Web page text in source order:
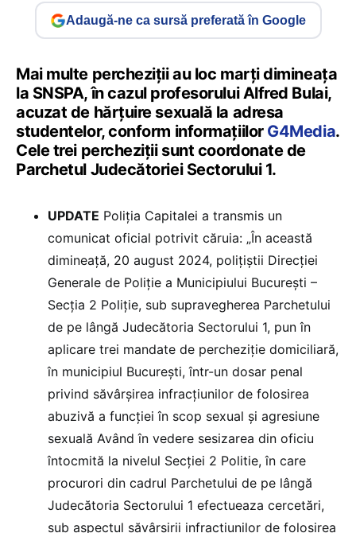
Adaugă-ne ca sursă preferată în Google
Mai multe percheziții au loc marți dimineața
la SNSPA, în cazul profesorului Alfred Bulai,
acuzat de hărțuire sexuală la adresa
studentelor, conform informațiilor G4Media.
Cele trei percheziții sunt coordonate de
Parchetul Judecătoriei Sectorului 1.
UPDATE Poliția Capitalei a transmis un
comunicat oficial potrivit căruia: „În această
dimineață, 20 august 2024, poliţiştii Direcției
Generale de Poliţie a Municipiului București –
Secția 2 Poliție, sub supravegherea Parchetului
de pe lângă Judecătoria Sectorului 1, pun în
aplicare trei mandate de percheziție domiciliară,
în municipiul Bucureşti, într-un dosar penal
privind săvârșirea infracțiunilor de folosirea
abuzivă a funcției în scop sexual și agresiune
sexuală Având în vedere sesizarea din oficiu
întocmită la nivelul Secției 2 Politie, în care
procurori din cadrul Parchetului de pe lângă
Judecătoria Sectorului 1 efectueaza cercetări,
sub aspectul săvârșirii infracțiunilor de folosirea